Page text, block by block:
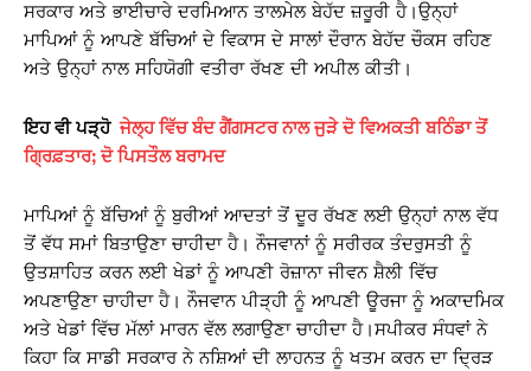
ਸਰਕਾਰ ਅਤੇ ਭਾਈਚਾਰੇ ਦਰਮਿਆਨ ਤਾਲਮੇਲ ਬੇਹੱਦ ਜ਼ਰੂਰੀ ਹੈ।ਉਨ੍ਹਾਂ
ਮਾਪਿਆਂ ਨੂੰ ਆਪਣੇ ਬੱਚਿਆਂ ਦੇ ਵਿਕਾਸ ਦੇ ਸਾਲਾਂ ਦੌਰਾਨ ਬੇਹੱਦ ਚੌਕਸ ਰਹਿਣ
ਅਤੇ ਉਨ੍ਹਾਂ ਨਾਲ ਸਹਿਯੋਗੀ ਵਤੀਰਾ ਰੱਖਣ ਦੀ ਅਪੀਲ ਕੀਤੀ।
ਇਹ ਵੀ ਪੜ੍ਹੋਜੇਲ੍ਹ ਵਿੱਚ ਬੰਦ ਗੈਂਗਸਟਰ ਨਾਲ ਜੁੜੇ ਦੋ ਵਿਅਕਤੀ ਬਠਿੰਡਾ ਤੋਂ
ਗ੍ਰਿਫ਼ਤਾਰ; ਦੋ ਪਿਸਤੌਲ ਬਰਾਮਦ
ਮਾਪਿਆਂ ਨੂੰ ਬੱਚਿਆਂ ਨੂੰ ਬੁਰੀਆਂ ਆਦਤਾਂ ਤੋਂ ਦੂਰ ਰੱਖਣ ਲਈ ਉਨ੍ਹਾਂ ਨਾਲ ਵੱਧ
ਤੋਂ ਵੱਧ ਸਮਾਂ ਬਿਤਾਉਣਾ ਚਾਹੀਦਾ ਹੈ। ਨੌਜਵਾਨਾਂ ਨੂੰ ਸਰੀਰਕ ਤੰਦਰੁਸਤੀ ਨੂੰ
ਉਤਸ਼ਾਹਿਤ ਕਰਨ ਲਈ ਖੇਡਾਂ ਨੂੰ ਆਪਣੀ ਰੋਜ਼ਾਨਾ ਜੀਵਨ ਸ਼ੈਲੀ ਵਿੱਚ
ਅਪਣਾਉਣਾ ਚਾਹੀਦਾ ਹੈ। ਨੌਜਵਾਨ ਪੀੜ੍ਹੀ ਨੂੰ ਆਪਣੀ ਊਰਜਾ ਨੂੰ ਅਕਾਦਮਿਕ
ਅਤੇ ਖੇਡਾਂ ਵਿੱਚ ਮੱਲਾਂ ਮਾਰਨ ਵੱਲ ਲਗਾਉਣਾ ਚਾਹੀਦਾ ਹੈ।ਸਪੀਕਰ ਸੰਧਵਾਂ ਨੇ
ਕਿਹਾ ਕਿ ਸਾਡੀ ਸਰਕਾਰ ਨੇ ਨਸ਼ਿਆਂ ਦੀ ਲਾਹਨਤ ਨੂੰ ਖਤਮ ਕਰਨ ਦਾ ਦ੍ਰਿੜ